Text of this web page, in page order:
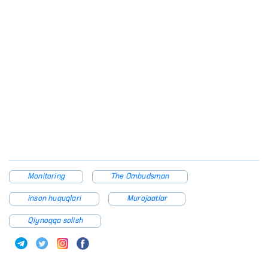
Monitoring The Ombudsman
inson huquqlari Murojaatlar
Qiynoqqa solish